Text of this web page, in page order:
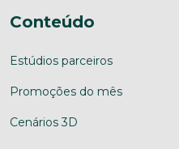
Conteúdo
Estúdios parceiros
Promoções do mês
Cenários 3D